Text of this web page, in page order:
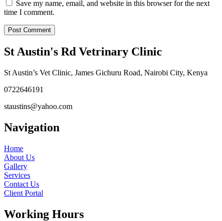
Save my name, email, and website in this browser for the next
time I comment.
St Austin's Rd Vetrinary Clinic
St Austin’s Vet Clinic, James Gichuru Road, Nairobi City, Kenya
0722646191
staustins@yahoo.com
Navigation
Home
About Us
Gallery
Services
Contact Us
Client Portal
Working Hours